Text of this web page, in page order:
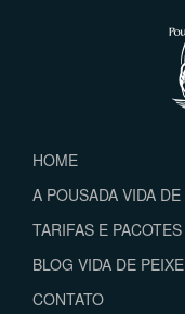
HOME
A POUSADA VIDA
TARIFAS E PACOTES
BLOG VIDA DE PEIXE
CONTATO